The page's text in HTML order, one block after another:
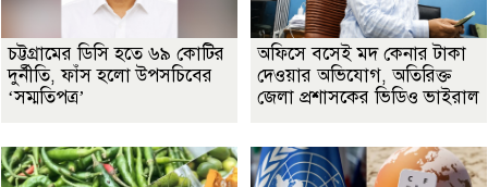
চট্টগ্রামের ডিসি হতে ৬৯ কোটির
দুর্নীতি, ফাঁস হলো উপসচিবের
‘সম্মতিপত্র’
অফিসে বসেই মদ কেনার টাকা
দেওয়ার অভিযোগ, অতিরিক্ত
জেলা প্রশাসকের ভিডিও ভাইরাল